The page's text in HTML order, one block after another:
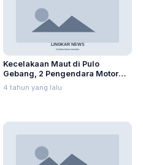
Kecelakaan Maut di Pulo
Gebang, 2 Pengendara Motor
Tewas
4 tahun yang lalu